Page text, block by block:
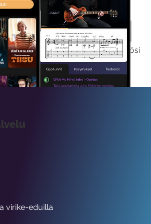
Ilmaiseksi
saat koko sisältömme käyttöösi
viikon ajaksi.
virike-eduilla